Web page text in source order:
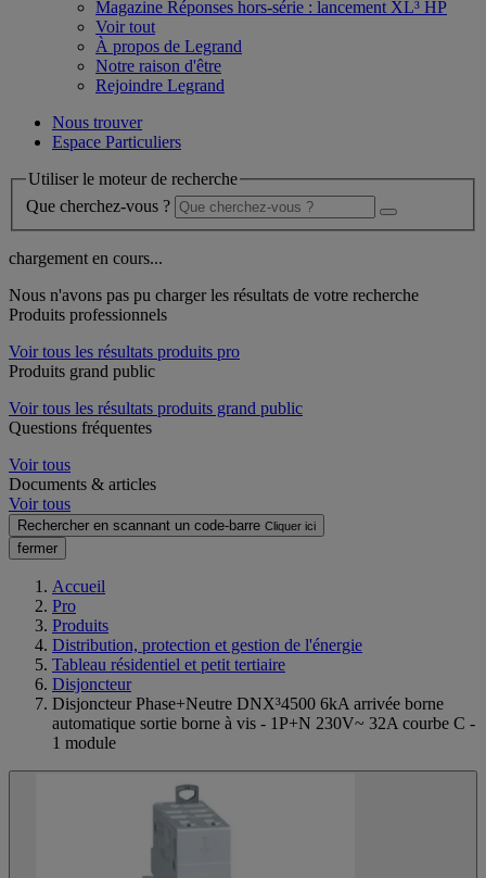
Magazine Réponses hors-série : lancement XL³ HP
Voir tout
À propos de Legrand
Notre raison d'être
Rejoindre Legrand
Nous trouver
Espace Particuliers
Utiliser le moteur de recherche
Que cherchez-vous ?
chargement en cours...
Nous n'avons pas pu charger les résultats de votre recherche
Produits professionnels
Voir tous les résultats produits pro
Produits grand public
Voir tous les résultats produits grand public
Questions fréquentes
Voir tous
Documents & articles
Voir tous
Rechercher en scannant un code-barre Cliquer ici
fermer
Accueil
Pro
Produits
Distribution, protection et gestion de l'énergie
Tableau résidentiel et petit tertiaire
Disjoncteur
Disjoncteur Phase+Neutre DNX³4500 6kA arrivée borne
automatique sortie borne à vis - 1P+N 230V~ 32A courbe C -
1 module